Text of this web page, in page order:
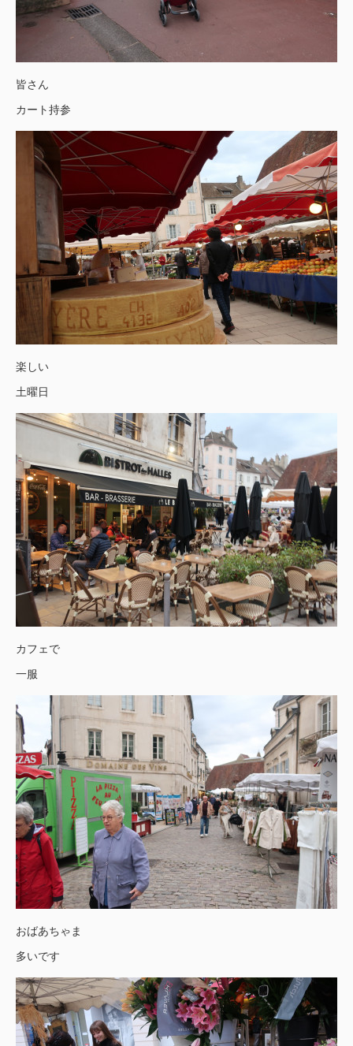
皆さん
カート持参
楽しい
土曜日
カフェで
一服
おばあちゃま
多いです